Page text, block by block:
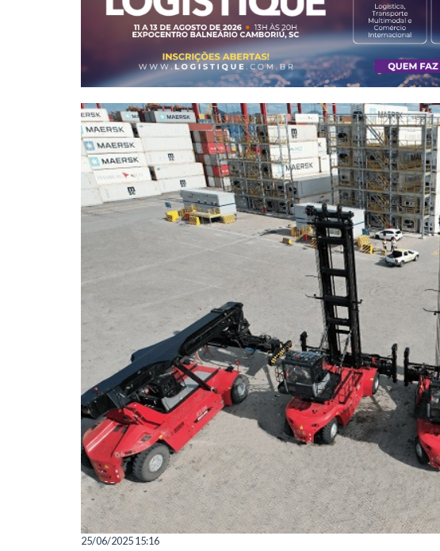
25/06/2025 15:16